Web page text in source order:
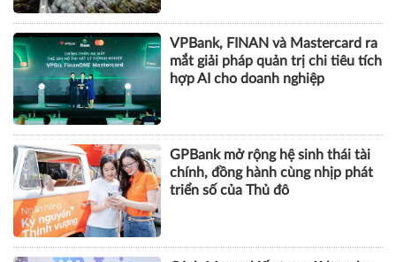
DOANH NGHIỆP
Tôm Việt đối mặt nguy cơ chịu
thuế gần 30% khi vào Mỹ
VPBank, FINAN và Mastercard ra
mắt giải pháp quản trị chi tiêu tích
hợp AI cho doanh nghiệp